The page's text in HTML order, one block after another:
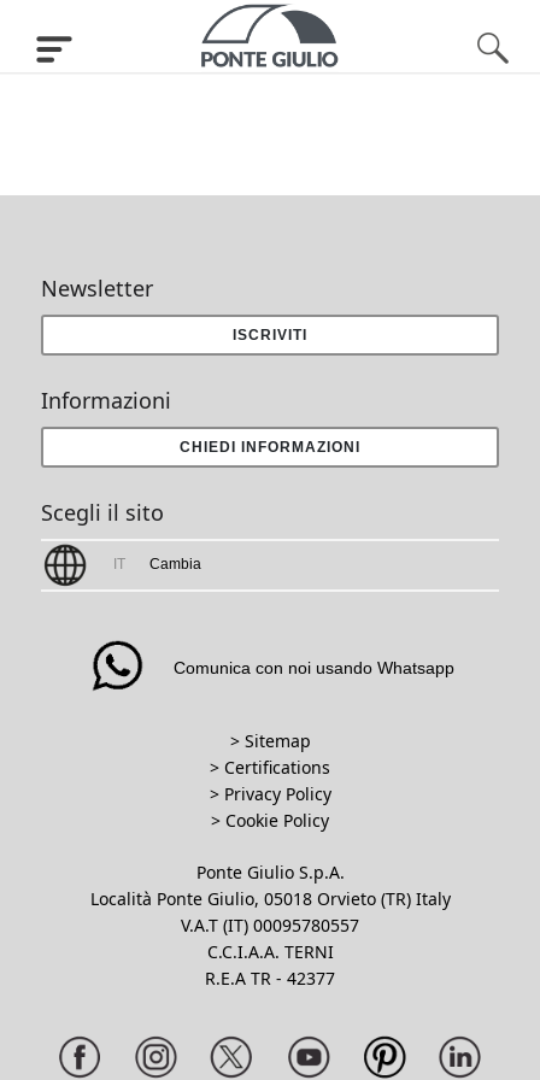
Newsletter
ISCRIVITI
Informazioni
CHIEDI INFORMAZIONI
Scegli il sito
IT Cambia
Comunica con noi usando Whatsapp
> Sitemap
> Certifications
> Privacy Policy
> Cookie Policy
Ponte Giulio S.p.A.
Località Ponte Giulio, 05018 Orvieto (TR) Italy
V.A.T (IT) 00095780557
C.C.I.A.A. TERNI
R.E.A TR - 42377